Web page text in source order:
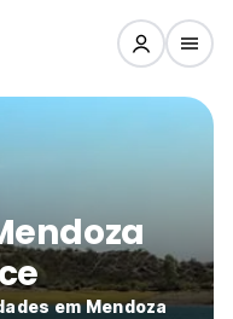
em Mendoza